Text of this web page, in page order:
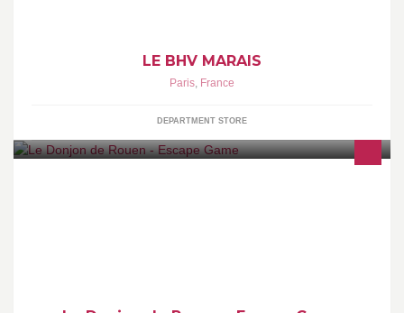
LE BHV MARAIS
Paris, France
DEPARTMENT STORE